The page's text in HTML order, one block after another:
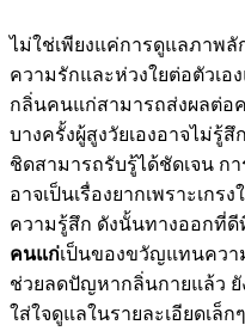
ไม่ใช่เพียงแค่การดูแลภาพ
ความรักและห่วงใยต่อตัวเอ
กลิ่นคนแก่สามารถส่งผลต่อ
บางครั้งผู้สูงวัยเองอาจไม่รู้
ชิดสามารถรับรู้ได้ชัดเจน ก
อาจเป็นเรื่องยากเพราะเกร
ความรู้สึก ดังนั้นทางออกที่
คนแก่เป็นของขวัญแทนควา
ช่วยลดปัญหากลิ่นกายแล้ว ยั
ใส่ใจดูแลในรายละเอียดเล็ก